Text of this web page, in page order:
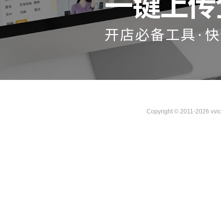
Copyright © 2011-2026